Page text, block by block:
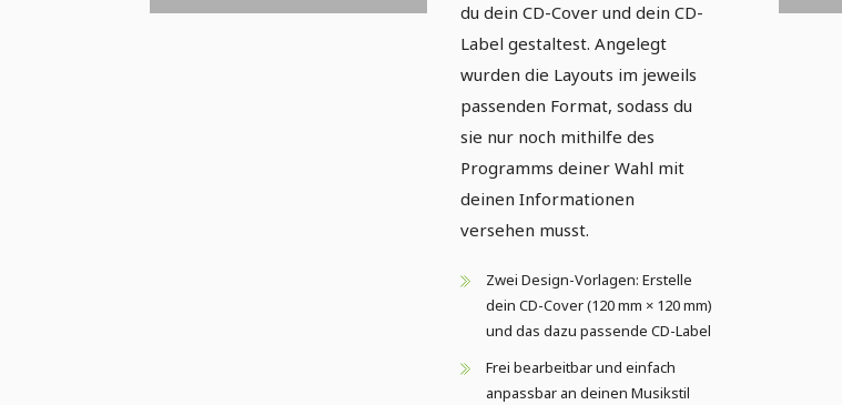
du dein CD-Cover und dein CD-
Label gestaltest. Angelegt
wurden die Layouts im jeweils
passenden Format, sodass du
sie nur noch mithilfe des
Programms deiner Wahl mit
deinen Informationen
versehen musst.
Zwei Design-Vorlagen: Erstelle
dein CD-Cover (120 mm × 120 mm)
und das dazu passende CD-Label
Frei bearbeitbar und einfach
anpassbar an deinen Musikstil